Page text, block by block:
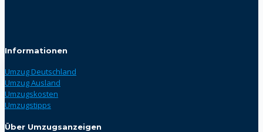
Informationen
Umzug Deutschland
Umzug Ausland
Umzugskosten
Umzugstipps
Über Umzugsanzeigen